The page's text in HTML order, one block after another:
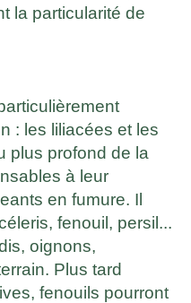
la particularité de
: les liliacées et les
plus profond de la
à leur
en fumure. Il
fenouil, persil...
oignons,
Plus tard
fenouils pourront